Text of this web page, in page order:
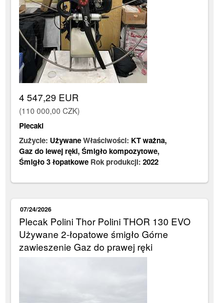
4 547,29 EUR
(110 000,00 CZK)
Plecaki
Zużycie: UżywaneWłaściwości: KT ważna,
Gaz do lewej ręki,Śmigło kompozytowe,
Śmigło 3 łopatkowe Rok produkcji:2022
07/24/2026
Plecak Polini Thor Polini THOR 130 EVO
Używane 2-łopatowe śmigło Górne
zawieszenie Gaz do prawej ręki